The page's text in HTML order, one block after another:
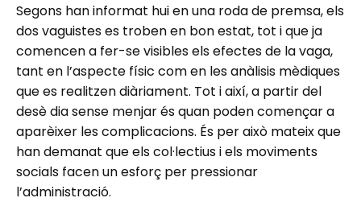
Segons han informat hui en una roda de premsa, els
dos vaguistes es troben en bon estat, tot i que ja
comencen a fer-se visibles els efectes de la vaga,
tant en l’aspecte físic com en les anàlisis mèdiques
que es realitzen diàriament. Tot i així, a partir del
desè dia sense menjar és quan poden començar a
aparèixer les complicacions. És per això mateix que
han demanat que els col·lectius i els moviments
socials facen un esforç per pressionar
l’administració.